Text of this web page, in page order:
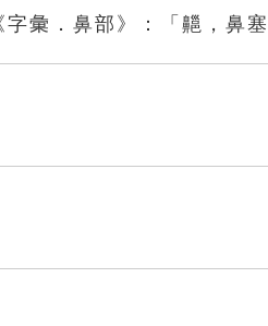
彙．鼻部》：「齆，鼻塞